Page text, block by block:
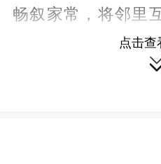
畅叙家常，将邻里
共享节日氛围、感
动诠释了团结互助的
点击查